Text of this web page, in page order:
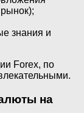
знания и
Forex, по
на